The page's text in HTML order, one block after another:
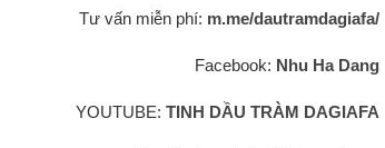
Tư vấn miễn phí: m.me/dautramdagiafa/
Facebook: Nhu Ha Dang
YOUTUBE: TINH DẦU TRÀM DAGIAFA